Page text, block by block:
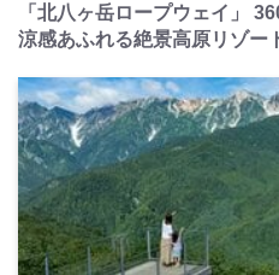
「北八ヶ岳ロープウェイ」
涼感あふれる絶景高原リゾー